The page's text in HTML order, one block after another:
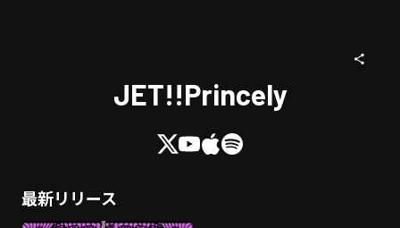
JET!!Princely
最新リリース